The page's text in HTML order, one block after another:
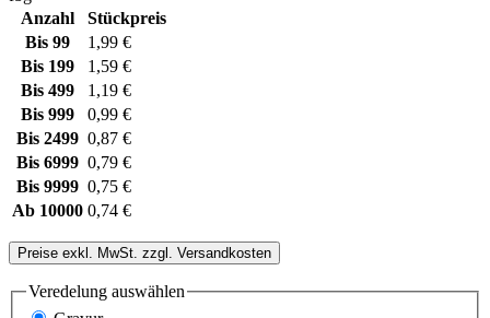
Anzahl
Stückpreis
Bis 99
1,99 €
Bis 199
1,59 €
Bis 499
1,19 €
Bis 999
0,99 €
Bis 2499 0,87 €
Bis 6999 0,79 €
Bis 9999 0,75 €
Ab 10000 0,74 €
Preise exkl. MwSt. zzgl. Versandkosten
Veredelung auswählen